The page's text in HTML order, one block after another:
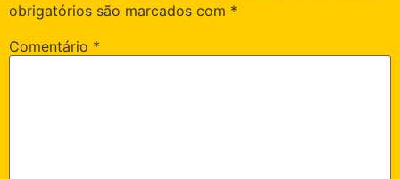
obrigatórios são marcados com *
Comentário *